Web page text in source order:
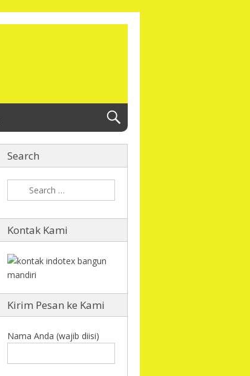
Search
Kontak Kami
Kirim Pesan ke Kami
Nama Anda (wajib diisi)